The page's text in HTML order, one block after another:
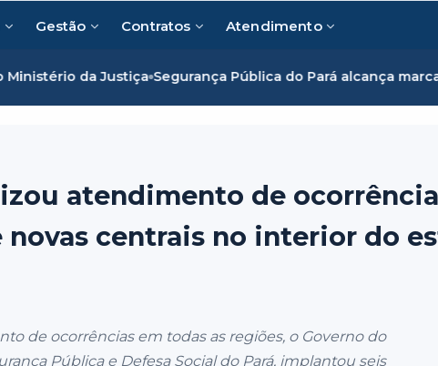
Gestão Contratos Atendimento
Segurança Pública do Pará alcança marca de cinco mil
atendimento de
centrais no interior do
de ocorrências em todas as regiões, o Governo do
Pública e Defesa Social do Pará, implantou seis